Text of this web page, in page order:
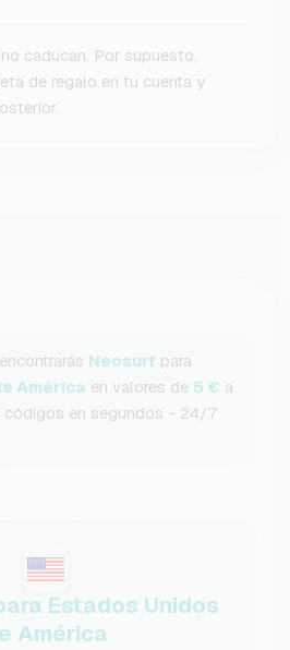
caducan. Por supuesto,
de regalo en tu cuenta y
Neosurf para
América en valores de 5 € a
códigos en segundos - 24/7
Estados Unidos
América